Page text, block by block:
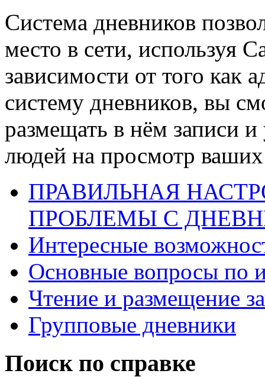
Система дневников
место в сети, используя
зависимости от того как
систему дневников, вы
размещать в нём записи
людей на просмотр ваших
ПРАВИЛЬНАЯ
ПРОБЛЕМЫ С
Интересные
Основные вопросы по
Чтение и размещение
Групповые дневники
Поиск по справке